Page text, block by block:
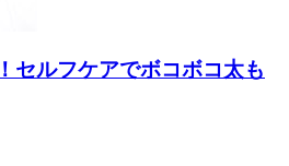
セルフケアでボコボコ太も